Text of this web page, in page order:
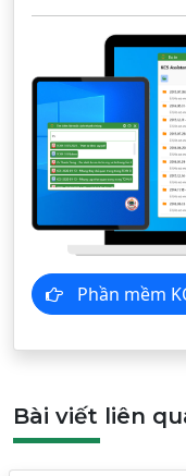
Bài viết liên